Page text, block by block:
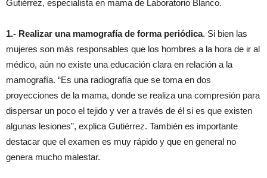
Gutiérrez, especialista en mama de Laboratorio Blanco.
1.- Realizar una mamografía de forma periódica. Si bien las
mujeres son más responsables que los hombres a la hora de ir al
médico, aún no existe una educación clara en relación a la
mamografía. “Es una radiografía que se toma en dos
proyecciones de la mama, donde se realiza una compresión para
dispersar un poco el tejido y ver a través de él si es que existen
algunas lesiones”, explica Gutiérrez. También es importante
destacar que el examen es muy rápido y que en general no
genera mucho malestar.